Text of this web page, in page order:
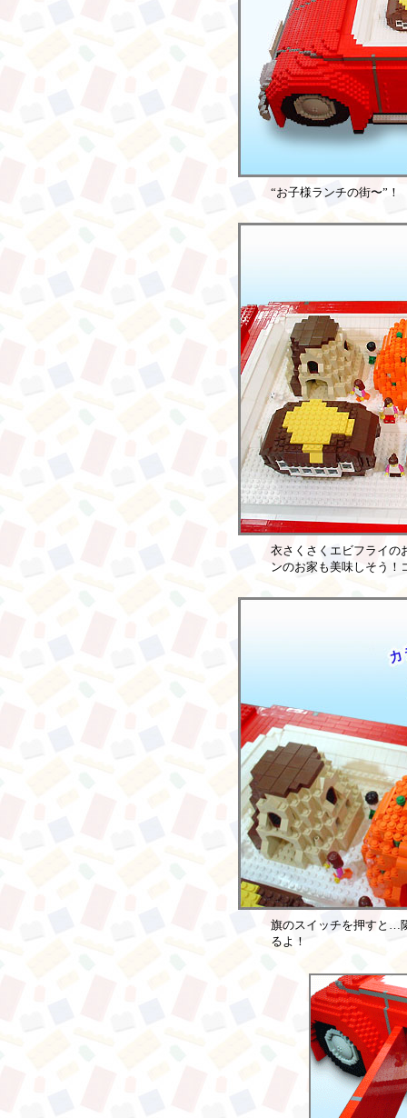
“お子様ランチの街〜”！
衣さくさくエビフライの
ンのお家も美味しそう！
旗のスイッチを押すと…
るよ！